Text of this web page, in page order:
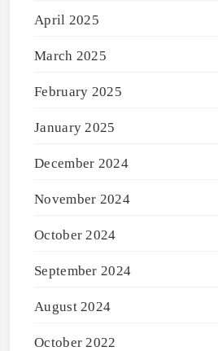
April 2025
March 2025
February 2025
January 2025
December 2024
November 2024
October 2024
September 2024
August 2024
October 2022